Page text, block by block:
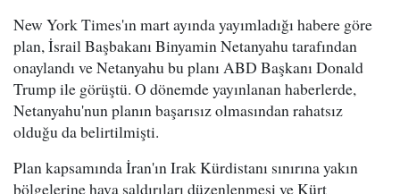
New York Times'ın mart ayında yayımladığı habere göre
plan, İsrail Başbakanı Binyamin Netanyahu tarafından
onaylandı ve Netanyahu bu planı ABD Başkanı Donald
Trump ile görüştü. O dönemde yayınlanan haberlerde,
Netanyahu'nun planın başarısız olmasından rahatsız
olduğu da belirtilmişti.
Plan kapsamında İran'ın Irak Kürdistanı sınırına yakın
bölgelerine hava saldırıları düzenlenmesi ve Kürt